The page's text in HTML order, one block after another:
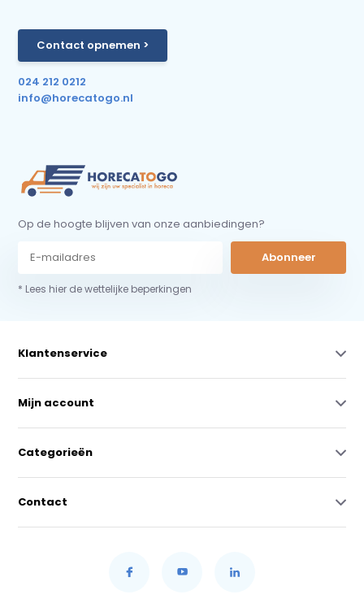
Contact opnemen >
024 212 0212
info@horecatogo.nl
Op de hoogte blijven van onze aanbiedingen?
Abonneer
* Lees hier de wettelijke beperkingen
Klantenservice
Mijn account
Categorieën
Contact